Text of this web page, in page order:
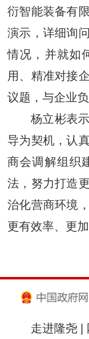
衍智能装备有
演示，详细询
情况，并就如
用、精准对接
议题，与企业
杨立彬表
导为契机，认
商会调解组织
法，努力打造
治化营商环境
更有效率、更
走进隆尧|